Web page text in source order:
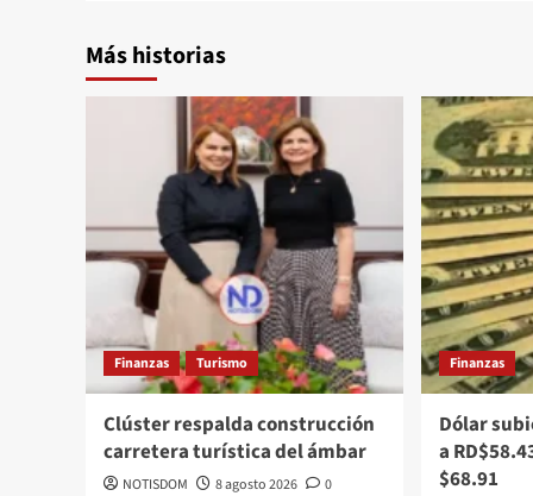
Más historias
Finanzas Turismo
Clúster respalda construcción
carretera turística del ámbar
NOTISDOM 8 agosto 2026 0
Finanzas
Dólar
a
$68.91